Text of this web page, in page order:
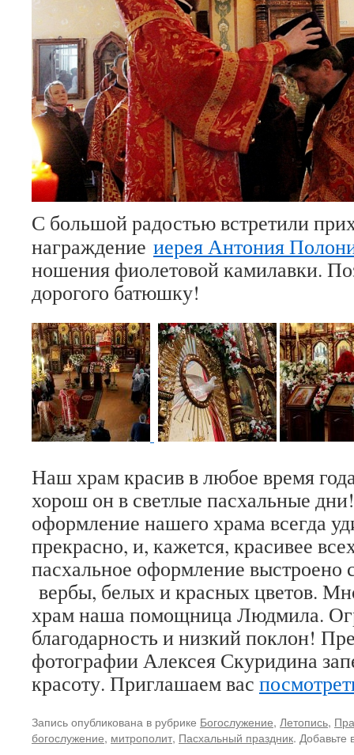
С большой радостью встретили
награждение иерея Антония
ношения фиолетовой камилавки.
дорогого батюшку!
Наш храм красив в любое время
хорош он в светлые пасхальные
оформление нашего храма всегда
прекрасно, и, кажется, красивее
пасхальное оформление выстроено
вербы, белых и красных цветов.
храм наша помощница Людмила.
благодарность и низкий поклон!
фотографии Алексея Скуридина
красоту. Приглашаем вас
Запись опубликована в рубрике Богослужение, Летопись,
богослужение, митрополит, Пасхальный праздник. Добавьте